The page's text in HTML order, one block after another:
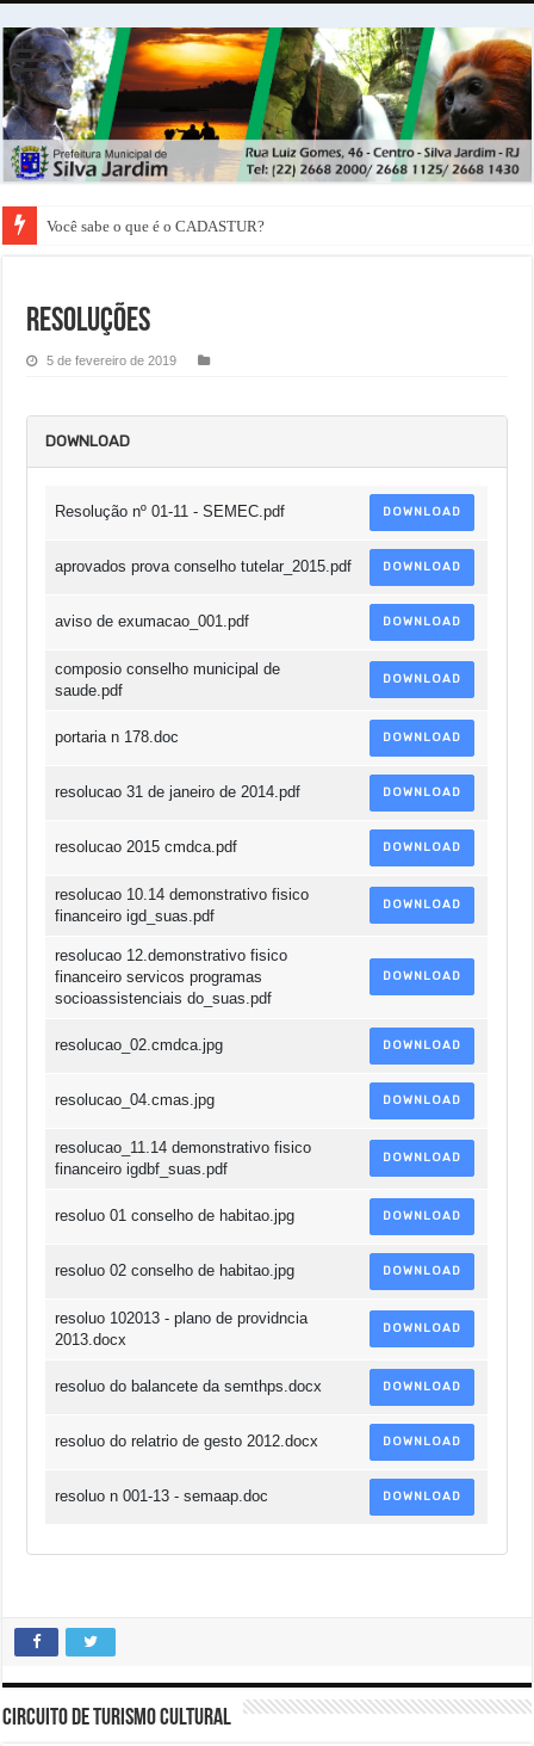
Você sabe o que é o CADASTUR?
Resoluções
5 de fevereiro de 2019
DOWNLOAD
Resolução nº 01-11 - SEMEC.pdf DOWNLOAD
aprovados prova conselho tutelar_2015.pdf DOWNLOAD
aviso de exumacao_001.pdf DOWNLOAD
composio conselho municipal de
saude.pdf
DOWNLOAD
portaria n 178.doc DOWNLOAD
resolucao 31 de janeiro de 2014.pdf DOWNLOAD
resolucao 2015 cmdca.pdf DOWNLOAD
resolucao 10.14 demonstrativo fisico
financeiro igd_suas.pdf
DOWNLOAD
resolucao 12.demonstrativo fisico
financeiro servicos programas
socioassistenciais do_suas.pdf
DOWNLOAD
resolucao_02.cmdca.jpg DOWNLOAD
resolucao_04.cmas.jpg DOWNLOAD
resolucao_11.14 demonstrativo fisico
financeiro igdbf_suas.pdf
DOWNLOAD
resoluo 01 conselho de habitao.jpg DOWNLOAD
resoluo 02 conselho de habitao.jpg DOWNLOAD
resoluo 102013 - plano de providncia
2013.docx
DOWNLOAD
resoluo do balancete da semthps.docx DOWNLOAD
resoluo do relatrio de gesto 2012.docx DOWNLOAD
resoluo n 001-13 - semaap.doc DOWNLOAD
CIRCUITO DE TURISMO CULTURAL